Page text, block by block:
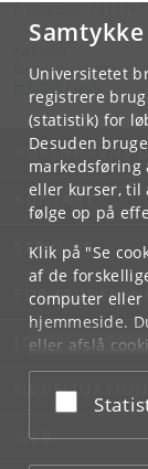
Universitetet
registrere
(statistik) for
Desuden
markedsføring
eller kurser, til
følge op på
Klik på "Se
af de
computer
hjemmeside.
eller afslå
underCookie-
bunden af hver
Datalogisk Institut
KØBENHAVNS
KONTAKT
SERVICES
FOR
JOB OG
WEB